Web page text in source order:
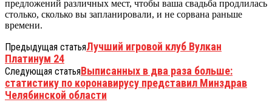
предложений различных мест, чтобы ваша свадьба продлилась
столько, сколько вы запланировали, и не сорвана раньше
времени.
Предыдущая статьяЛучший игровой клуб Вулкан
Платинум 24
Следующая статьяВыписанных в два раза больше:
статистику по коронавирусу представил Минздрав
Челябинской области